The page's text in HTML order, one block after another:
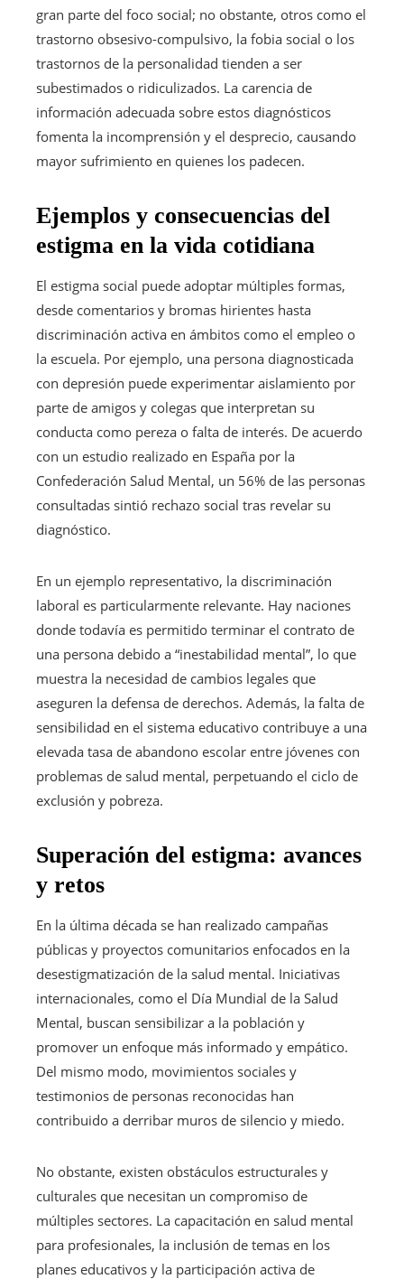
gran parte del foco social; no obstante, otros como el
trastorno obsesivo-compulsivo, la fobia social o los
trastornos de la personalidad tienden a ser
subestimados o ridiculizados. La carencia de
información adecuada sobre estos diagnósticos
fomenta la incomprensión y el desprecio, causando
mayor sufrimiento en quienes los padecen.
Ejemplos y consecuencias del
estigma en la vida cotidiana
El estigma social puede adoptar múltiples formas,
desde comentarios y bromas hirientes hasta
discriminación activa en ámbitos como el empleo o
la escuela. Por ejemplo, una persona diagnosticada
con depresión puede experimentar aislamiento por
parte de amigos y colegas que interpretan su
conducta como pereza o falta de interés. De acuerdo
con un estudio realizado en España por la
Confederación Salud Mental, un 56% de las personas
consultadas sintió rechazo social tras revelar su
diagnóstico.
En un ejemplo representativo, la discriminación
laboral es particularmente relevante. Hay naciones
donde todavía es permitido terminar el contrato de
una persona debido a “inestabilidad mental”, lo que
muestra la necesidad de cambios legales que
aseguren la defensa de derechos. Además, la falta de
sensibilidad en el sistema educativo contribuye a una
elevada tasa de abandono escolar entre jóvenes con
problemas de salud mental, perpetuando el ciclo de
exclusión y pobreza.
Superación del estigma: avances
y retos
En la última década se han realizado campañas
públicas y proyectos comunitarios enfocados en la
desestigmatización de la salud mental. Iniciativas
internacionales, como el Día Mundial de la Salud
Mental, buscan sensibilizar a la población y
promover un enfoque más informado y empático.
Del mismo modo, movimientos sociales y
testimonios de personas reconocidas han
contribuido a derribar muros de silencio y miedo.
No obstante, existen obstáculos estructurales y
culturales que necesitan un compromiso de
múltiples sectores. La capacitación en salud mental
para profesionales, la inclusión de temas en los
planes educativos y la participación activa de